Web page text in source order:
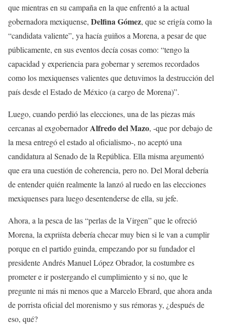
que mientras en su campaña en la que enfrentó a la actual
gobernadora mexiquense, Delfina Gómez, que se erigía como la
“candidata valiente”, ya hacía guiños a Morena, a pesar de que
públicamente, en sus eventos decía cosas como: “tengo la
capacidad y experiencia para gobernar y seremos recordados
como los mexiquenses valientes que detuvimos la destrucción del
país desde el Estado de México (a cargo de Morena)”.
Luego, cuando perdió las elecciones, una de las piezas más
cercanas al exgobernadorAlfredo del Mazo, -que por debajo de
la mesa entregó el estado al oficialismo-, no aceptó una
candidatura al Senado de la República. Ella misma argumentó
que era una cuestión de coherencia, pero no. Del Moral debería
de entender quién realmente la lanzó al ruedo en las elecciones
mexiquenses para luego desentenderse de ella, su jefe.
Ahora, a la pesca de las “perlas de la Virgen” que le ofreció
Morena, la expriísta debería checar muy bien si le van a cumplir
porque en el partido guinda, empezando por su fundador el
presidente Andrés Manuel López Obrador, la costumbre es
prometer e ir postergando el cumplimiento y si no, que le
pregunte ni más ni menos que a Marcelo Ebrard, que ahora anda
de porrista oficial del morenismo y sus rémoras y, ¿después de
eso, qué?